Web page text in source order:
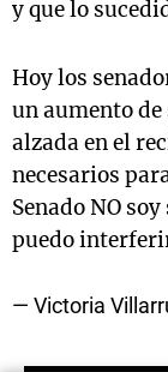
y que lo
Hoy los
un aumento
alzada en el
necesarios
Senado NO
puedo
— Victoria